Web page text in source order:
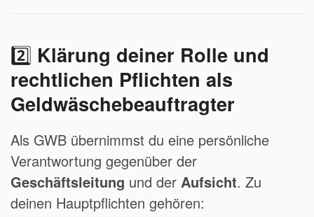
2️⃣ Klärung deiner Rolle und
rechtlichen Pflichten als
Geldwäschebeauftragter
Als GWB übernimmst du eine persönliche
Verantwortung gegenüber der
Geschäftsleitung und der Aufsicht. Zu
deinen Hauptpflichten gehören: